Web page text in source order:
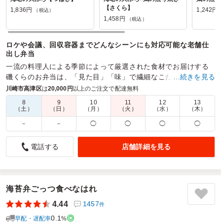
1,836円
（税込）
【さくら】
1,458円
（税込）
1,242円
ロケや会議、回収容器までどんなシーンにも対応可能な老舗仕
出し弁当
一流の料理人による季節によって厳選された食材でお届けする
磯くらのお弁当は、「見た目」「味」で繊細なこだわりを様々
なシーンでお楽しみいただけます。
商品数： 締切日時： 1日前12:00 価格帯：
1,080円～1,836円
配達時間：
10:00～18:00
男性社員からの意外な評判で「とても美味しくて普段の昼
ごはんはバナナだけなのに全部食べたよ」と、言われまし
参加者の方から、どこで買ったの？、と、みんなに聞かれま
普段から外食をしない作業員さん達なので見ためのゴージャ
ス感と２段式になっている弁当が感動的だったようです。
…続きを見る
川崎市高津区は20,000円以上のご注文で配達無料
8
（土）
9
（日）
10
（月）
11
（火）
12
（水）
13
（木）
－ － ◯ ◯ ◯ ◯
電話する 店舗詳細を見る
海苔弁ごっつ食べなはれ
4.44
1457件
早配・遅配率0.1 %